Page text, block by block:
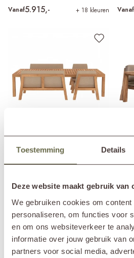
Toestemming Details
Deze website maakt gebruik van
We gebruiken cookies om
personaliseren, om functies voor
en om ons websiteverkeer te
informatie over jouw gebruik van
partners voor social media,
Vanaf5.915,- + 18 kleuren Vanaf
dining ALFA
7.955,-
bank